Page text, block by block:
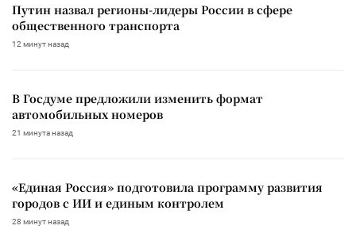
Путин назвал регионы-лидеры России в сфере
общественного транспорта
12 минут назад
В Госдуме предложили изменить формат
автомобильных номеров
21 минута назад
«Единая Россия» подготовила программу развития
городов с ИИ и единым контролем
28 минут назад